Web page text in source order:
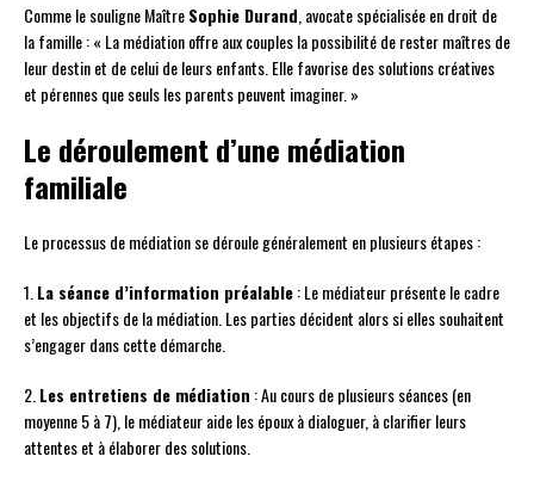
Comme le souligne MaîtreSophie Durand , avocate spécialisée en droit de
la famille : « La médiation offre aux couples la possibilité de rester maîtres de
leur destin et de celui de leurs enfants. Elle favorise des solutions créatives
et pérennes que seuls les parents peuvent imaginer. »
Le déroulement d’une médiation
familiale
Le processus de médiation se déroule généralement en plusieurs étapes :
1. La séance d’information préalable: Le médiateur présente le cadre
et les objectifs de la médiation. Les parties décident alors si elles souhaitent
s’engager dans cette démarche.
2. Les entretiens de médiation : Au cours de plusieurs séances (en
moyenne 5 à 7), le médiateur aide les époux à dialoguer, à clarifier leurs
attentes et à élaborer des solutions.